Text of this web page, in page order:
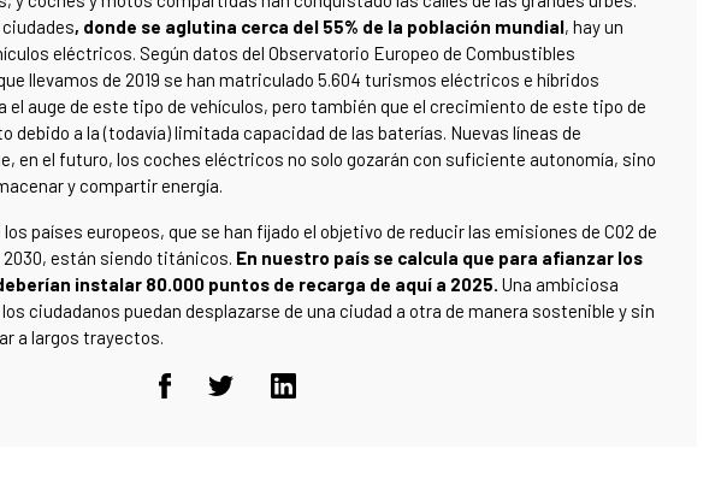
, donde se aglutina cerca del 55% de la población mundial, hay un
eléctricos. Según datos del Observatorio Europeo de Combustibles
llevamos de 2019 se han matriculado 5.604 turismos eléctricos e híbridos
el auge de este tipo de vehículos, pero también que el crecimiento de este tipo de
debido a la (todavía) limitada capacidad de las baterías. Nuevas líneas de
en el futuro, los coches eléctricos no solo gozarán con suficiente autonomía, sino
y compartir energía.
países europeos, que se han fijado el objetivo de reducir las emisiones de C02 de
2030, están siendo titánicos. En nuestro país se calcula que para afianzar los
instalar 80.000 puntos de recarga de aquí a 2025. Una ambiciosa
ciudadanos puedan desplazarse de una ciudad a otra de manera sostenible y sin
a largos trayectos.